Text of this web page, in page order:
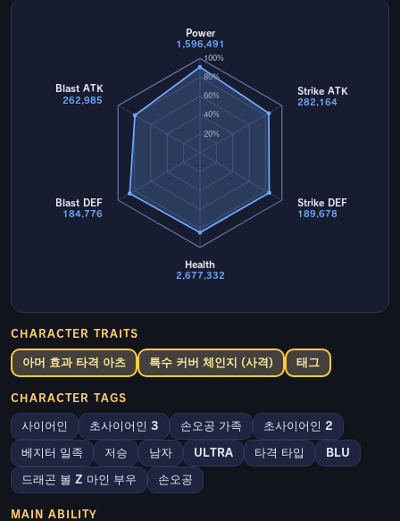
20%
40%
60%
80%
100%
Power
1,596,491
Strike ATK
282,164
Strike DEF
189,678
Health
2,677,332
Blast DEF
184,776
Blast ATK
262,985
CHARACTER TRAITS
아머 효과 타격 아츠 특수 커버 체인지 (사격) 태그
CHARACTER TAGS
사이어인 초사이어인 3 손오공 가족 초사이어인 2
베지터 일족 저승 남자 ULTRA 타격 타입 BLU
드래곤 볼 Z 마인 부우 손오공
MAIN ABILITY